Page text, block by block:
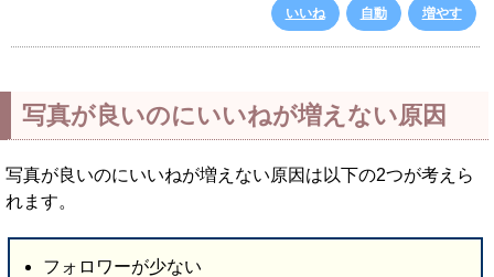
いいね
自動 増やす
写真が良いのにいいねが増えない原因
写真が良いのにいいねが増えない原因は以下の2つが考えら
れます。
フォロワーが少ない